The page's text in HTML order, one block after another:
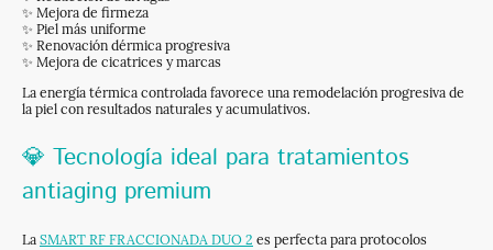
✨ Mejora de firmeza
✨ Piel más uniforme
✨ Renovación dérmica progresiva
✨ Mejora de cicatrices y marcas
La energía térmica controlada favorece una remodelación progresiva de
la piel con resultados naturales y acumulativos.
💎 Tecnología ideal para tratamientos
antiaging premium
La SMART RF FRACCIONADA DUO 2 es perfecta para protocolos